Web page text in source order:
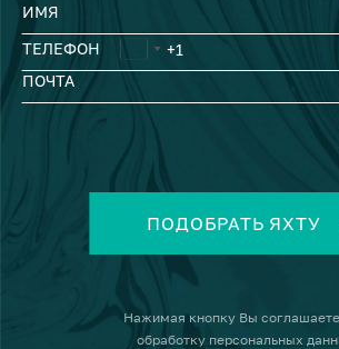
ИМЯ
ТЕЛЕФОН
ПОЧТА
ПОДОБРАТЬ ЯХТУ
Нажимая кнопку Вы
обработку персональных